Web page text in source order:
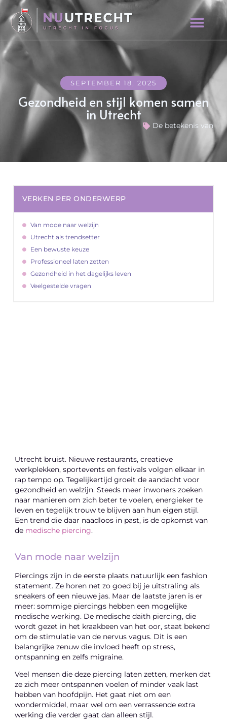
SEPTEMBER 18, 2025
Gezondheid en stijl komen samen
in Utrecht
De betekenis van
Utrecht bruist. Nieuwe restaurants, creatieve
werkplekken, sportevents en festivals volgen elkaar in
rap tempo op. Tegelijkertijd groeit de aandacht voor
gezondheid en welzijn. Steeds meer inwoners zoeken
naar manieren om zich beter te voelen, energieker te
leven en tegelijk trouw te blijven aan hun eigen stijl.
Een trend die daar naadloos in past, is de opkomst van
de medische piercing.
Van mode naar welzijn
Piercings zijn in de eerste plaats natuurlijk een fashion
statement. Ze horen net zo goed bij je uitstraling als
sneakers of een nieuwe jas. Maar de laatste jaren is er
meer: sommige piercings hebben een mogelijke
medische werking. De medische daith piercing, die
wordt gezet in het kraakbeen van het oor, staat bekend
om de stimulatie van de nervus vagus. Dit is een
belangrijke zenuw die invloed heeft op stress,
ontspanning en zelfs migraine.
Veel mensen die deze piercing laten zetten, merken dat
ze zich meer ontspannen voelen of minder vaak last
hebben van hoofdpijn. Het gaat niet om een
wondermiddel, maar wel om een verrassende extra
werking die verder gaat dan alleen stijl.
VERKEN PER ONDERWERP
Van mode naar welzijn
Utrecht als trendsetter
Een bewuste keuze
Professioneel laten zetten
Gezondheid in het dagelijks leven
Veelgestelde vragen